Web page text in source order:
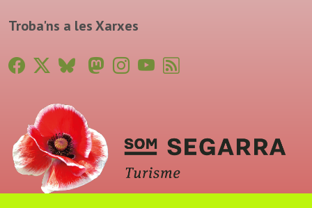
Troba'ns a les Xarxes